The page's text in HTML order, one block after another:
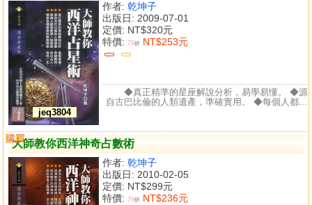
jeq3804
作者: 乾坤子
出版日: 2009-07-01
定價: NT$320元
特價: 79折 NT$253元
◆真正精準的星座解說分析，易學易懂。 ◆源
自古巴比倫的人類遺產，準確實用。 ◆每個人都...
大師教你西洋神奇占數術
作者: 乾坤子
出版日: 2010-02-05
定價: NT$299元
特價: 79折 NT$236元
購買
比較